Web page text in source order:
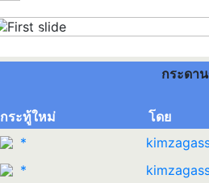
Previous
กระดา
กระทู้ใหม่ โดย
*
*